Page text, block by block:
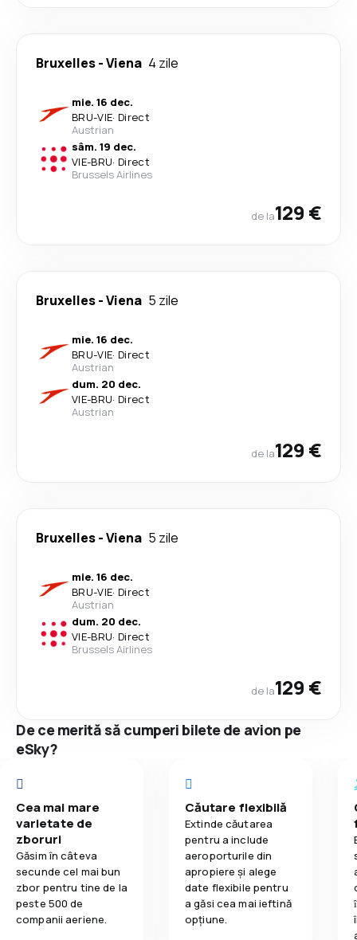
Bruxelles-Viena 4 zile
mie. 16 dec.
BRU-VIE· Direct
Austrian
sâm. 19 dec.
VIE-BRU· Direct
Brussels Airlines
de la129 €
Bruxelles-Viena 5 zile
mie. 16 dec.
BRU-VIE· Direct
Austrian
dum. 20 dec.
VIE-BRU· Direct
Austrian
de la129 €
Bruxelles-Viena 5 zile
mie. 16 dec.
BRU-VIE· Direct
Austrian
dum. 20 dec.
VIE-BRU· Direct
Brussels Airlines
de la129 €
De ce merită să cumperi bilete de avion pe
eSky?
Cea mai mare
varietate de
zboruri
Găsim în câteva
secunde cel mai bun
zbor pentru tine de la
peste 500 de
companii aeriene.
Căutare flexibilă
Extinde căutarea
pentru a include
aeroporturile din
apropiere și alege
date flexibile pentru
a găsi cea mai ieftină
opțiune.